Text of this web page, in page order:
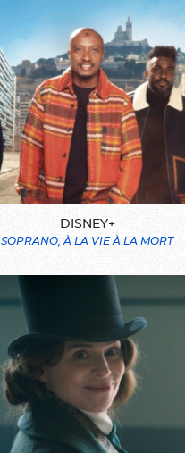
DISNEY+
SOPRANO, À LA VIE À LA MORT